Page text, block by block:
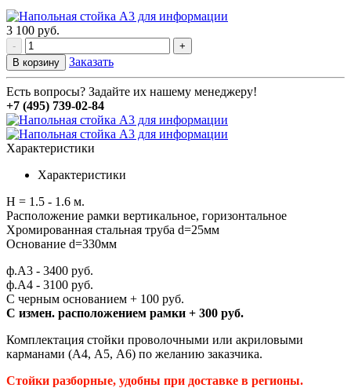
3 100 руб.
-
+
В корзину
Заказать
Есть вопросы? Задайте их нашему менеджеру!
+7 (495) 739-02-84
Характеристики
Характеристики
Н = 1.5 - 1.6 м.
Расположение рамки вертикальное, горизонтальное
Хромированная стальная труба d=25мм
Основание d=330мм
ф.А3 - 3400 руб.
ф.А4 - 3100 руб.
С черным основанием + 100 руб.
С измен. расположением рамки + 300 руб.
Комплектация стойки проволочными или акриловыми
карманами (А4, А5, А6) по желанию заказчика.
Стойки разборные, удобны при доставке в регионы.